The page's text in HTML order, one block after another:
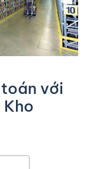
toán với
Kho